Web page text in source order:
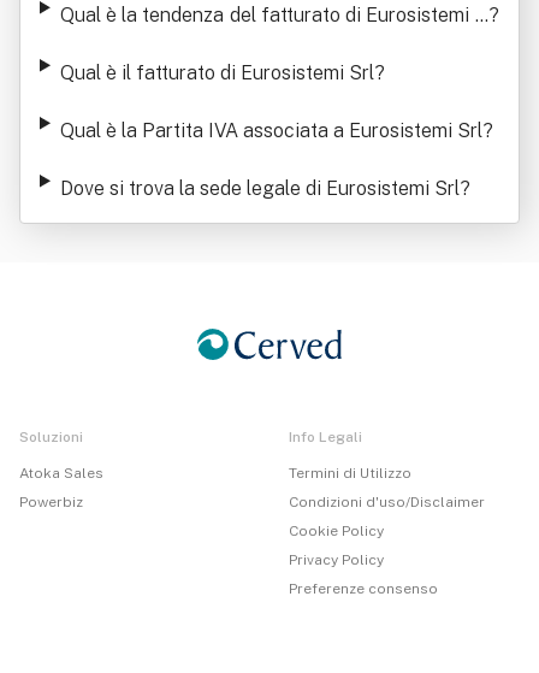
Qual è la tendenza del fatturato di Eurosistemi S?
Qual è il fatturato di Eurosistemi Srl?
Qual è la Partita IVA associata a Eurosistemi Srl?
Dove si trova la sede legale di Eurosistemi Srl?
Soluzioni
Atoka Sales
Powerbiz
Info Legali
Termini di Utilizzo
Condizioni d'uso/Disclaimer
Cookie Policy
Privacy Policy
Preferenze consenso